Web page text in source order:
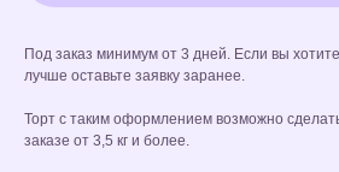
Под заказ минимум от 3 дней. Если вы
лучше оставьте заявку заранее.
Торт с таким оформлением возможно
заказе от 3,5 кг и более.